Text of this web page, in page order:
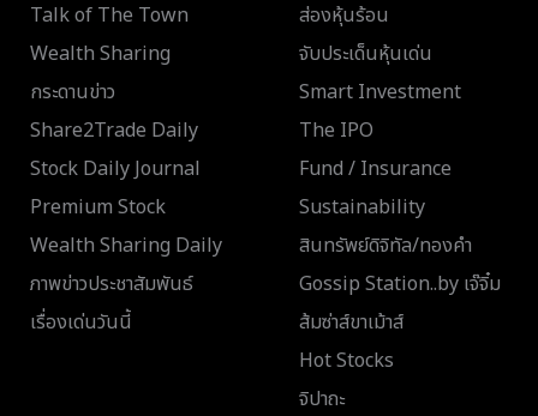
Talk of The Town
Wealth Sharing
กระดานข่าว
Share2Trade Daily
Stock Daily Journal
Premium Stock
Wealth Sharing Daily
ภาพข่าวประชาสัมพันธ์
เรื่องเด่นวันนี้
ส่องหุ้นร้อน
จับประเด็นหุ้นเด่น
Smart Investment
The IPO
Fund / Insurance
Sustainability
สินทรัพย์ดิจิทัล/ทองคำ
Gossip Station..by เจ๊จิ๋ม
ส้มซ่าส์ขาเม้าส์
Hot Stocks
จิปาถะ